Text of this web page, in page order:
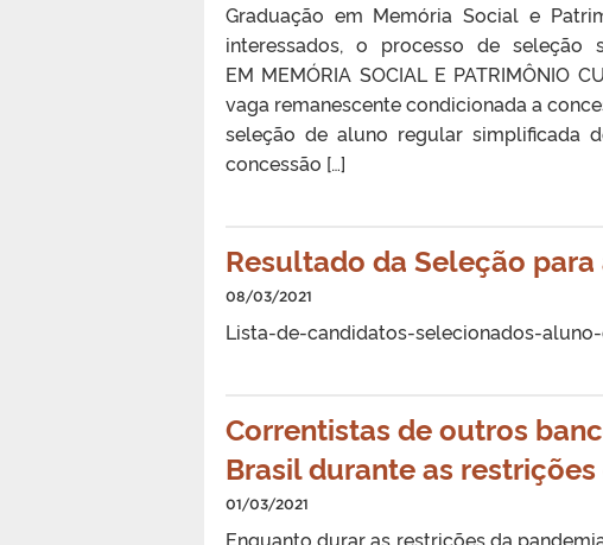
Graduação em Memória Social e
interessados, o processo de seleção
EM MEMÓRIA SOCIAL E PATRIMÔNIO
vaga remanescente condicionada a
seleção de aluno regular simplificada
concessão […]
Resultado da Seleção
08/03/2021
Lista-de-candidatos-selecionados-
Correntistas de outros
Brasil durante as
01/03/2021
Enquanto durar as restrições da